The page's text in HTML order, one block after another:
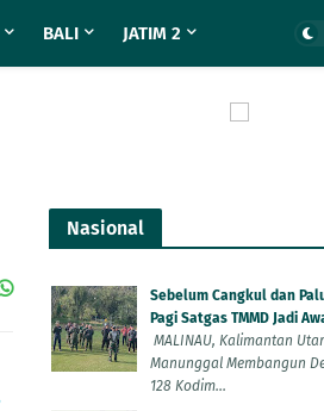
BALI JATIM 2
Nasional
Sebelum Cangkul dan
Pagi Satgas TMMD Jadi
MALINAU, Kalimantan
Manunggal Membangun
128 Kodim...